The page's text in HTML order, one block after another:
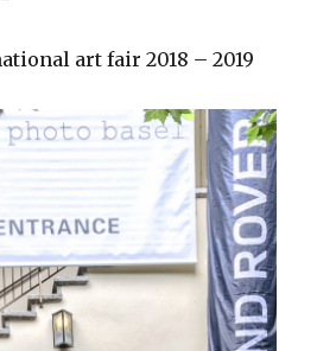
art fair 2018 – 2019